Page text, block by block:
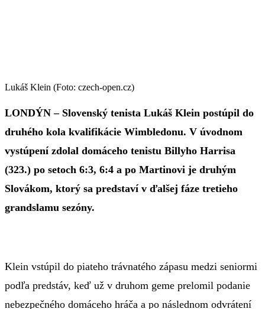
Lukáš Klein (Foto: czech-open.cz)
LONDÝN – Slovenský tenista Lukáš Klein postúpil do
druhého kola kvalifikácie Wimbledonu. V úvodnom
vystúpení zdolal domáceho tenistu Billyho Harrisa
(323.) po setoch 6:3, 6:4 a po Martinovi je druhým
Slovákom, ktorý sa predstaví v ďalšej fáze tretieho
grandslamu sezóny.
Klein vstúpil do piateho trávnatého zápasu medzi seniormi
podľa predstáv, keď už v druhom geme prelomil podanie
nebezpečného domáceho hráča a po následnom odvrátení